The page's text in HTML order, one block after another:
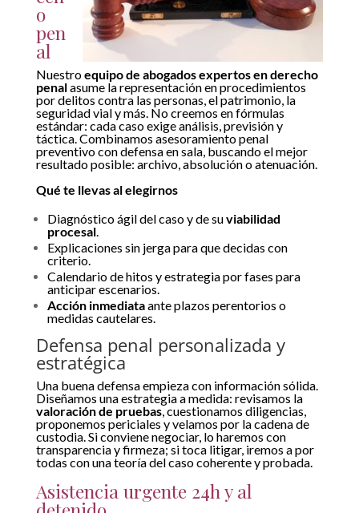
o
pen
al
Nuestroequipo de abogados expertos en derecho
penalasume la representación en procedimientos
por delitos contra las personas, el patrimonio, la
seguridad vial y más. No creemos en fórmulas
estándar: cada caso exige análisis, previsión y
táctica. Combinamos asesoramiento penal
preventivo con defensa en sala, buscando el mejor
resultado posible: archivo, absolución o atenuación.
Qué te llevas al elegirnos
Diagnóstico ágil del caso y de suviabilidad
procesal.
Explicaciones sin jerga para que decidas con
criterio.
Calendario de hitos y estrategia por fases para
anticipar escenarios.
Acción inmediataante plazos perentorios o
medidas cautelares.
Defensa penal personalizada y
estratégica
Una buena defensa empieza con información sólida.
Diseñamos una estrategia a medida: revisamos la
valoración de pruebas, cuestionamos diligencias,
proponemos periciales y velamos por la cadena de
custodia. Si conviene negociar, lo haremos con
transparencia y firmeza; si toca litigar, iremos a por
todas con una teoría del caso coherente y probada.
Asistencia urgente 24h y al